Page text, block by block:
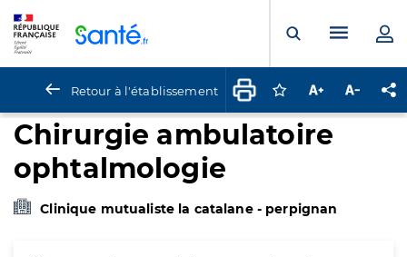
Ouvrir laMenu
Retour à l'établissement Connectez-vous
Augmenter la
Chirurgie ambulatoire
ophtalmologie
Clinique mutualiste la catalane - perpignan